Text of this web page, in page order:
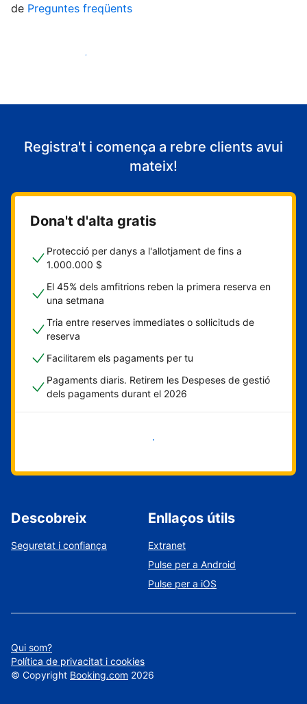
de Preguntes freqüents
Comença a rebre clients
Registra't i comença a rebre clients avui
mateix!
Dona't d'alta gratis
Protecció per danys a l'allotjament de fins a
1.000.000 $
El 45% dels amfitrions reben la primera reserva en
una setmana
Tria entre reserves immediates o sol·licituds de
reserva
Facilitarem els pagaments per tu
Pagaments diaris. Retirem les Despeses de gestió
dels pagaments durant el 2026
Comença ara
Descobreix
Seguretat i confiança
Enllaços útils
Extranet
Pulse per a Android
Pulse per a iOS
Qui som?
Política de privacitat i cookies
© Copyright Booking.com 2026